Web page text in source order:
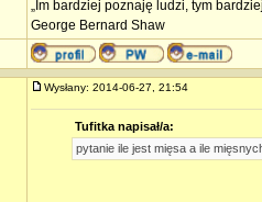
„Im bardziej poznaję ludzi, tym
George Bernard Shaw
Wysłany: 2014-06-27, 21:54
Tufitka napisał/a:
pytanie ile jest mięsa a ile